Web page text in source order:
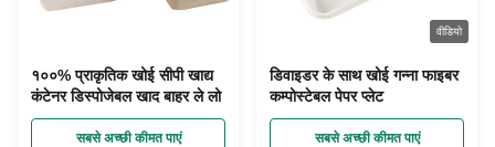
१००% प्राकृतिक खोई सीपी खाद्य
कंटेनर डिस्पोजेबल खाद बाहर ले लो
सबसे अच्छी कीमत पाएं
वीडियो
डिवाइडर के साथ खोई गन्ना फाइबर
कम्पोस्टेबल पेपर प्लेट
सबसे अच्छी कीमत पाएं